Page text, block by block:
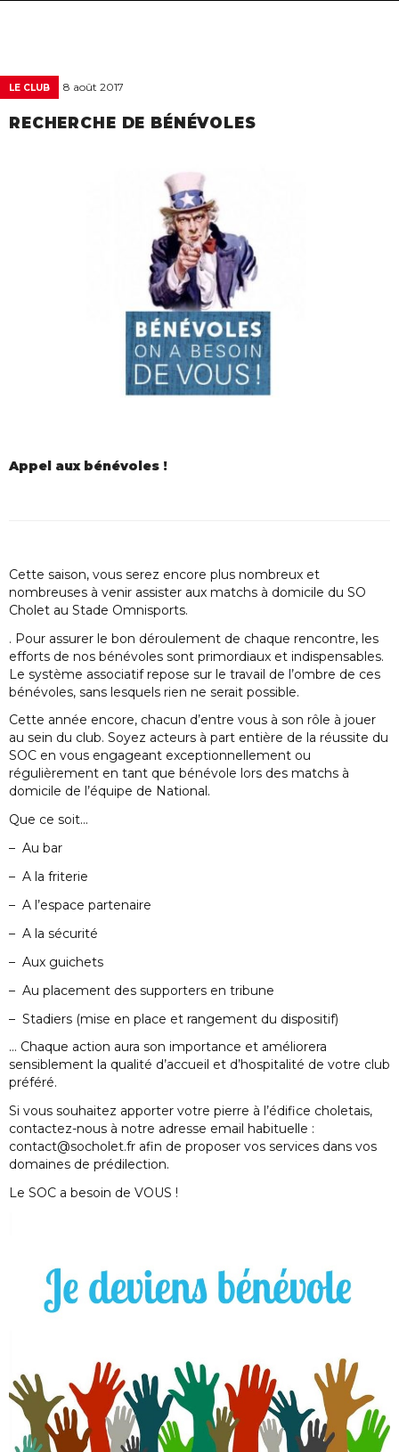
LE CLUB 8 août 2017
RECHERCHE DE BÉNÉVOLES
Appel aux bénévoles !
Cette saison, vous serez encore plus nombreux et
nombreuses à venir assister aux matchs à domicile du SO
Cholet au Stade Omnisports.
. Pour assurer le bon déroulement de chaque rencontre, les
efforts de nos bénévoles sont primordiaux et indispensables.
Le système associatif repose sur le travail de l’ombre de ces
bénévoles, sans lesquels rien ne serait possible.
Cette année encore, chacun d’entre vous à son rôle à jouer
au sein du club. Soyez acteurs à part entière de la réussite du
SOC en vous engageant exceptionnellement ou
régulièrement en tant que bénévole lors des matchs à
domicile de l’équipe de National.
Que ce soit…
– Au bar
– A la friterie
– A l’espace partenaire
– A la sécurité
– Aux guichets
– Au placement des supporters en tribune
– Stadiers (mise en place et rangement du dispositif)
… Chaque action aura son importance et améliorera
sensiblement la qualité d’accueil et d’hospitalité de votre club
préféré.
Si vous souhaitez apporter votre pierre à l’édifice choletais,
contactez-nous à notre adresse email habituelle :
contact@socholet.fr afin de proposer vos services dans vos
domaines de prédilection.
Le SOC a besoin de VOUS !